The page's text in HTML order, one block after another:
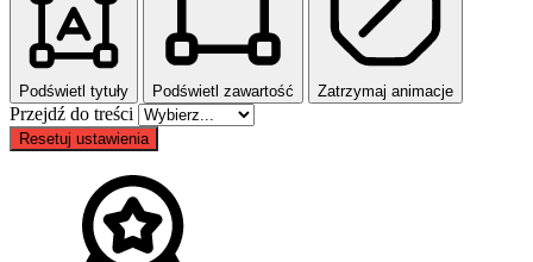
Podświetl tytuły Podświetl zawartość Zatrzymaj animacje
Przejdź do treści
Resetuj ustawienia